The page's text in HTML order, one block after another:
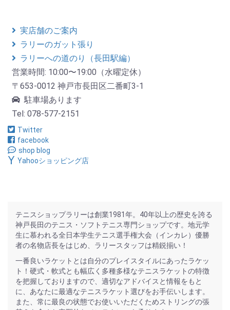
実店舗のご案内
ラリーのガット張り
ラリーへの道のり（長田駅編）
営業時間: 10:00〜19:00（水曜定休）
〒653-0012 神戸市長田区二番町3-1
駐車場あります
Tel: 078-577-2151
Twitter
facebook
shop blog
Yahooショッピング店
テニスショップラリーは創業1981年。40年以上の歴史を誇る
神戸長田のテニス・ソフトテニス専門ショップです。地元学
生に慕われる全日本学生テニス選手権大会（インカレ）優勝
者の名物店長をはじめ、ラリースタッフは精鋭揃い！
一番良いラケットとは自分のプレイスタイルにあったラケッ
ト！硬式・軟式とも幅広く多種多様なテニスラケットの特徴
を把握しておりますので、適切なアドバイスと情報をもと
に、あなたに最適なテニスラケット選びをお手伝いします。
また、常に最良の状態でお使いいただくためストリングの張